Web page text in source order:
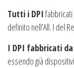
Tutti i DPIfabbricati
definito nell’All. I del
I DPI fabbricati da
essendo già